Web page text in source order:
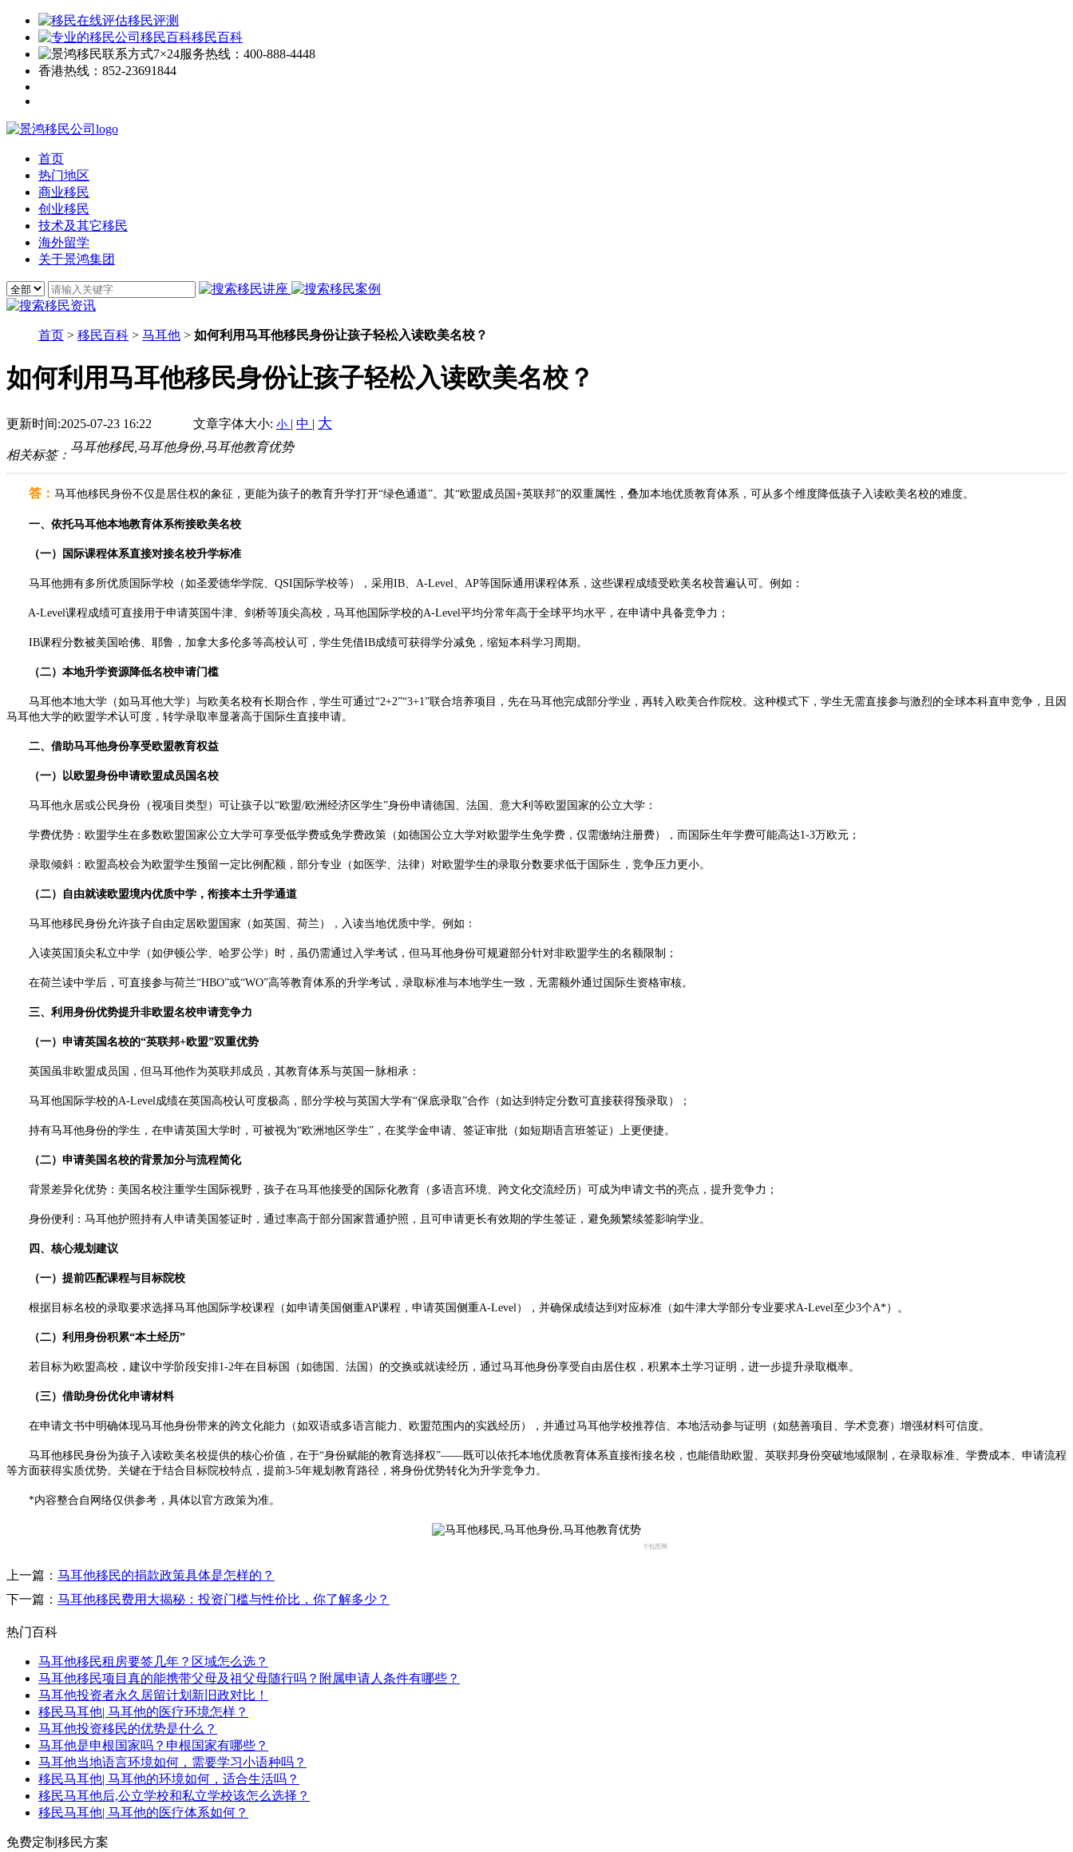
移民评测
移民百科
7×24服务热线： 400-888-4448
香港热线： 852-23691844
首页
热门地区
商业移民
创业移民
技术及其它移民
海外留学
关于景鸿集团
首页 > 移民百科 > 马耳他 > 如何利用马耳他移民身份让孩子轻松入读欧美名校？
如何利用马耳他移民身份让孩子轻松入读欧美名校？
更新时间:2025-07-23 16:22 文章字体大小: 小 | 中 | 大
相关标签：
马耳他移民,马耳他身份,马耳他教育优势
答： 马耳他移民身份不仅是居住权的象征，更能为孩子的教育升学打开“绿色通道”。其“欧盟成员国+英联邦”的双重属性，叠加本地优质教育体系，可从多个维度降低孩子入读欧美名校的难度。​
一、依托马耳他本地教育体系衔接欧美名校​
（一）国际课程体系直接对接名校升学标准​
马耳他拥有多所优质国际学校（如圣爱德华学院、QSI国际学校等），采用IB、A-Level、AP等国际通用课程体系，这些课程成绩受欧美名校普遍认可。例如：​
A-Level课程成绩可直接用于申请英国牛津、剑桥等顶尖高校，马耳他国际学校的A-Level平均分常年高于全球平均水平，在申请中具备竞争力；​
IB课程分数被美国哈佛、耶鲁，加拿大多伦多等高校认可，学生凭借IB成绩可获得学分减免，缩短本科学习周期。​
（二）本地升学资源降低名校申请门槛​
马耳他本地大学（如马耳他大学）与欧美名校有长期合作，学生可通过“2+2”“3+1”联合培养项目，先在马耳他完成部分学业，再转入欧美合作院校。这种模式下，学生无需直接参与激烈的全球本科直申竞争，且因
马耳他大学的欧盟学术认可度，转学录取率显著高于国际生直接申请。​
二、借助马耳他身份享受欧盟教育权益​
（一）以欧盟身份申请欧盟成员国名校​
马耳他永居或公民身份（视项目类型）可让孩子以“欧盟/欧洲经济区学生”身份申请德国、法国、意大利等欧盟国家的公立大学：​
学费优势：欧盟学生在多数欧盟国家公立大学可享受低学费或免学费政策（如德国公立大学对欧盟学生免学费，仅需缴纳注册费），而国际生年学费可能高达1-3万欧元；​
录取倾斜：欧盟高校会为欧盟学生预留一定比例配额，部分专业（如医学、法律）对欧盟学生的录取分数要求低于国际生，竞争压力更小。​
（二）自由就读欧盟境内优质中学，衔接本土升学通道​
马耳他移民身份允许孩子自由定居欧盟国家（如英国、荷兰），入读当地优质中学。例如：​
入读英国顶尖私立中学（如伊顿公学、哈罗公学）时，虽仍需通过入学考试，但马耳他身份可规避部分针对非欧盟学生的名额限制；​
在荷兰读中学后，可直接参与荷兰“HBO”或“WO”高等教育体系的升学考试，录取标准与本地学生一致，无需额外通过国际生资格审核。​
三、利用身份优势提升非欧盟名校申请竞争力​
（一）申请英国名校的“英联邦+欧盟”双重优势​
英国虽非欧盟成员国，但马耳他作为英联邦成员，其教育体系与英国一脉相承：​
马耳他国际学校的A-Level成绩在英国高校认可度极高，部分学校与英国大学有“保底录取”合作（如达到特定分数可直接获得预录取）；​
持有马耳他身份的学生，在申请英国大学时，可被视为“欧洲地区学生”，在奖学金申请、签证审批（如短期语言班签证）上更便捷。​
（二）申请美国名校的背景加分与流程简化​
背景差异化优势：美国名校注重学生国际视野，孩子在马耳他接受的国际化教育（多语言环境、跨文化交流经历）可成为申请文书的亮点，提升竞争力；​
身份便利：马耳他护照持有人申请美国签证时，通过率高于部分国家普通护照，且可申请更长有效期的学生签证，避免频繁续签影响学业。​
四、核心规划建议​
（一）提前匹配课程与目标院校​
根据目标名校的录取要求选择马耳他国际学校课程（如申请美国侧重AP课程，申请英国侧重A-Level），并确保成绩达到对应标准（如牛津大学部分专业要求A-Level至少3个A*）。​
（二）利用身份积累“本土经历”​
若目标为欧盟高校，建议中学阶段安排1-2年在目标国（如德国、法国）的交换或就读经历，通过马耳他身份享受自由居住权，积累本土学习证明，进一步提升录取概率。​
（三）借助身份优化申请材料​
在申请文书中明确体现马耳他身份带来的跨文化能力（如双语或多语言能力、欧盟范围内的实践经历），并通过马耳他学校推荐信、本地活动参与证明（如慈善项目、学术竞赛）增强材料可信度。​
马耳他移民身份为孩子入读欧美名校提供的核心价值，在于“身份赋能的教育选择权”——既可以依托本地优质教育体系直接衔接名校，也能借助欧盟、英联邦身份突破地域限制，在录取标准、学费成本、申请流程
等方面获得实质优势。关键在于结合目标院校特点，提前3-5年规划教育路径，将身份优势转化为升学竞争力。
*内容整合自网络仅供参考，具体以官方政策为准。
©包图网
上一篇： 马耳他移民的捐款政策具体是怎样的？
下一篇： 马耳他移民费用大揭秘：投资门槛与性价比，你了解多少？
热门百科
马耳他移民租房要签几年？区域怎么选？
马耳他移民项目真的能携带父母及祖父母随行吗？附属申请人条件有哪些？
马耳他投资者永久居留计划新旧政对比！
移民马耳他| 马耳他的医疗环境怎样？
马耳他投资移民的优势是什么？
马耳他是申根国家吗？申根国家有哪些？
马耳他当地语言环境如何，需要学习小语种吗？
移民马耳他| 马耳他的环境如何，适合生活吗？
移民马耳他后,公立学校和私立学校该怎么选择？
移民马耳他| 马耳他的医疗体系如何？
免费定制移民方案